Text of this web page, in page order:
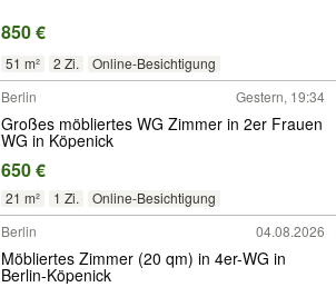
850 €
51 m² 2 Zi.
Online-Besichtigung
Berlin
Gestern, 19:34
Großes möbliertes WG Zimmer in 2er Frauen
WG in Köpenick
650 €
21 m² 1 Zi.
Online-Besichtigung
Berlin
04.08.2026
Möbliertes Zimmer (20 qm) in 4er-WG in
Berlin-Köpenick